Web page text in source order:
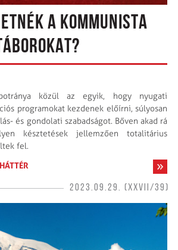
A KOMMUNISTA
közül az egyik, hogy nyugati
programokat kezdenek előírni, súlyosan
és gondolati szabadságot. Bőven akad rá
késztetések jellemzően totalitárius
fel.
HÁTTÉR
2023.09.29. (XXVII/39)